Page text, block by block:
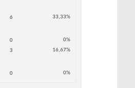
6
33,33%
0 0%
3
16,67%
0 0%